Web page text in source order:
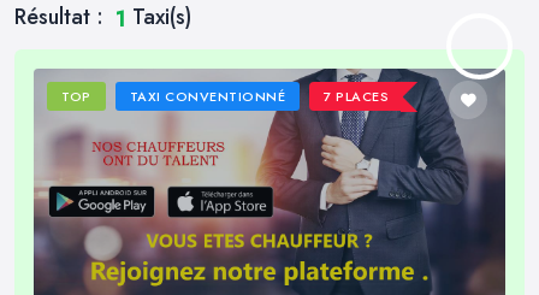
Résultat : 1 Taxi(s)
TOP TAXI CONVENTIONNÉ 7 PLACES